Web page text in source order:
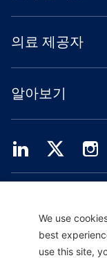
의료 제공자
알아보기
Providence Health
은 계약 갱신에 따라 달라집
We use
best
use this site,